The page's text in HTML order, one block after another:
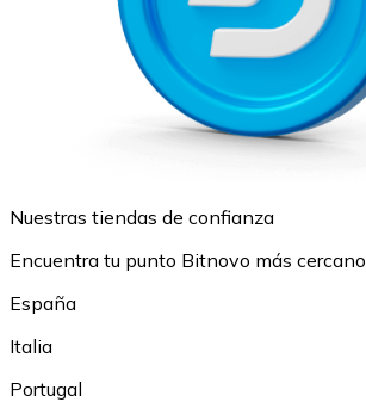
Nuestras tiendas de confianza
Encuentra tu punto Bitnovo más cercano
España
Italia
Portugal